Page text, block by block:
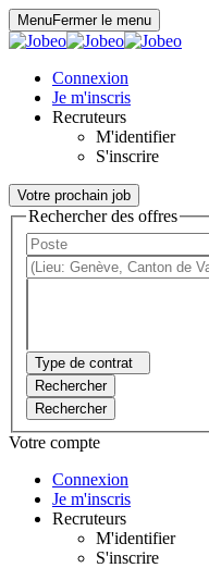
MenuFermer le menu
Connexion
Je m'inscris
Recruteurs
M'identifier
S'inscrire
Votre prochain job
Rechercher des offres
Type de contrat
Rechercher
Rechercher
Votre compte
Connexion
Je m'inscris
Recruteurs
M'identifier
S'inscrire
Panneau de gestion des cookies